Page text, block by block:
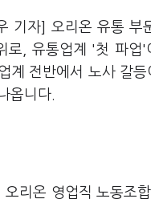
기자] 오리온 유통 부
로, 유통업계 '첫 파업
계 전반에서 노사 갈
옵니다.
오리온 영업직 노동조